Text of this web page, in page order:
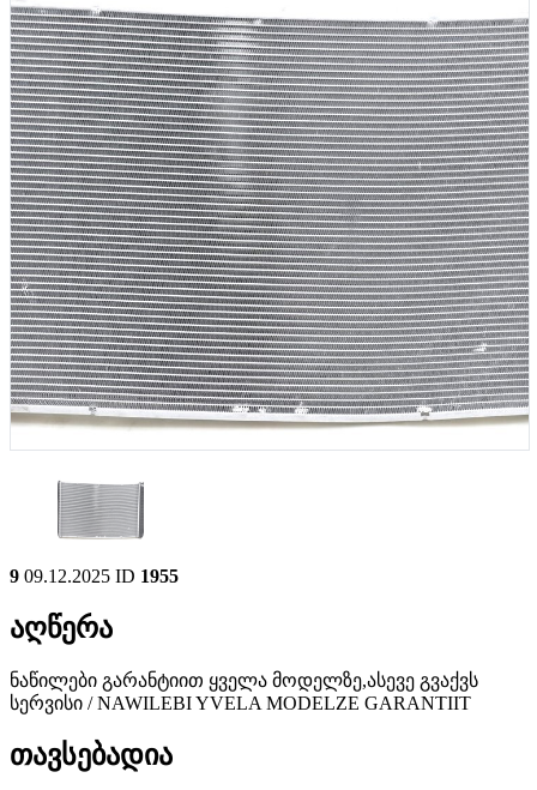
9 09.12.2025 ID 1955
აღწერა
ნაწილები გარანტიით ყველა მოდელზე,ასევე გვაქვს
სერვისი / NAWILEBI YVELA MODELZE GARANTIIT
თავსებადია